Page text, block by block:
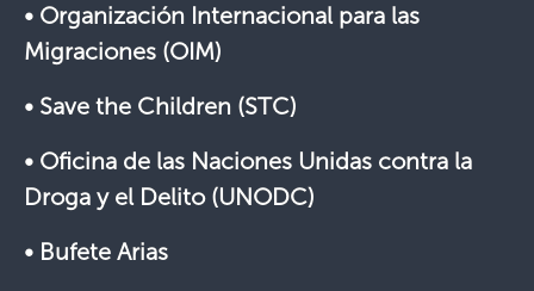
• Organización Internacional para las
Migraciones (OIM)
• Save the Children (STC)
• Oficina de las Naciones Unidas contra la
Droga y el Delito (UNODC)
• Bufete Arias